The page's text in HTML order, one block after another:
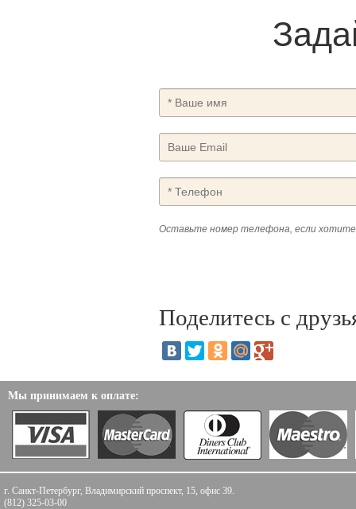
Оставьте номер телефона, если
Поделитесь с
Мы принимаем к оплате:
г. Санкт-Петербург, Владимирский проспект, 15, офис 39.
(812) 325-03-00